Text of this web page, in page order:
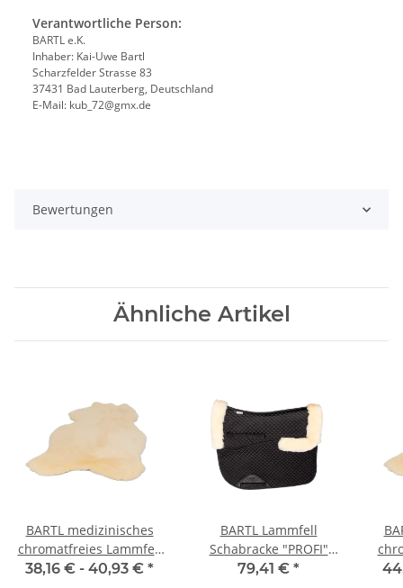
Verantwortliche Person:
BARTL e.K.
Inhaber: Kai-Uwe Bartl
Scharzfelder Strasse 83
37431 Bad Lauterberg, Deutschland
E-Mail: kub_72@gmx.de
Bewertungen
Ähnliche Artikel
BARTL medizinisches
chromatfreies Lammfell
"BABY"
38,16 € - 40,93 € *
BARTL Lammfell
Schabracke "PROFI"
Natur
79,41 € *